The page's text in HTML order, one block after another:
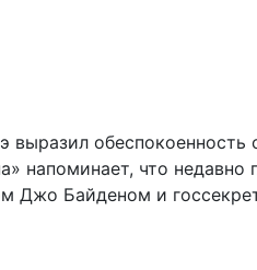
обеспокоенность
что недавно
Джо Байденом и